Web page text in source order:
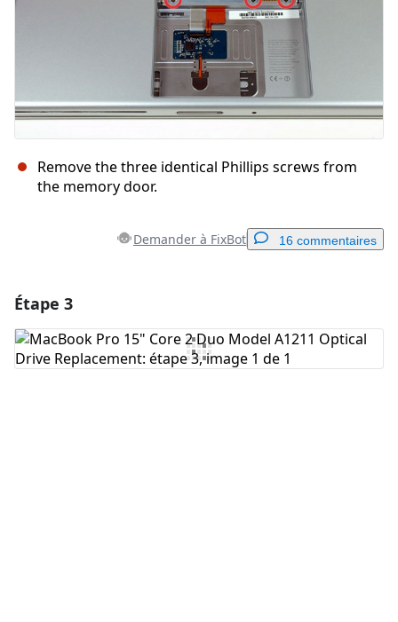
Remove the three identical Phillips screws from
the memory door.
Demander à FixBot 16 commentaires
Ajouter un commentaire
Étape 3